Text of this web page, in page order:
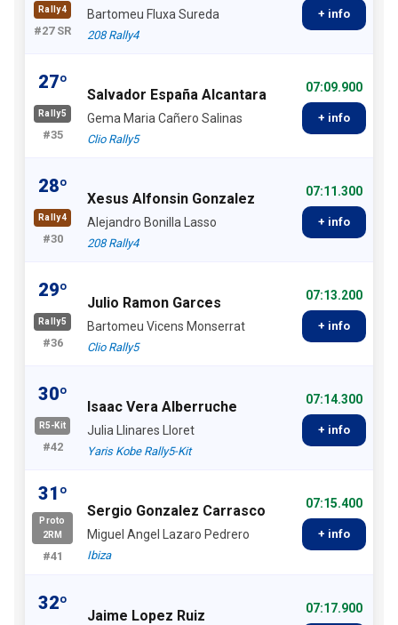
Rally4
#27 SR
Bartomeu Fluxa Sureda
208 Rally4
+ info
27º
Rally5
#35
Salvador España Alcantara
Gema Maria Cañero Salinas
Clio Rally5
07:09.900
+ info
28º
Rally4
#30
Xesus Alfonsin Gonzalez
Alejandro Bonilla Lasso
208 Rally4
07:11.300
+ info
29º
Rally5
#36
Julio Ramon Garces
Bartomeu Vicens Monserrat
Clio Rally5
07:13.200
+ info
30º
R5-Kit
#42
Isaac Vera Alberruche
Julia Llinares Lloret
Yaris Kobe Rally5-Kit
07:14.300
+ info
31º
Proto
2RM
#41
Sergio Gonzalez Carrasco
Miguel Angel Lazaro Pedrero
Ibiza
07:15.400
+ info
32º
Jaime Lopez Ruiz 07:17.900